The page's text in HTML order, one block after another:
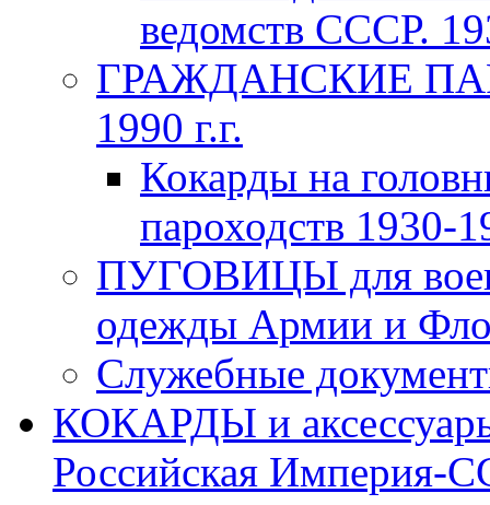
ведомств СССР.
ГРАЖДАНСКИЕ
1990 г.г.
Кокарды на
пароходств 1930-
ПУГОВИЦЫ для
одежды Армии и
Служебные
КОКАРДЫ и
Российская Империя-